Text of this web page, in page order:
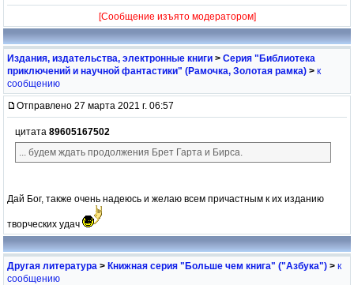
[Сообщение изъято модератором]
Издания, издательства, электронные книги > Серия "Библиотека
приключений и научной фантастики" (Рамочка, Золотая рамка) > к
сообщению
Отправлено 27 марта 2021 г. 06:57
цитата 89605167502
... будем ждать продолжения Брет Гарта и Бирса.
Дай Бог, также очень надеюсь и желаю всем причастным к их изданию
творческих удач
Другая литература > Книжная серия "Больше чем книга" ("Азбука") > к
сообщению